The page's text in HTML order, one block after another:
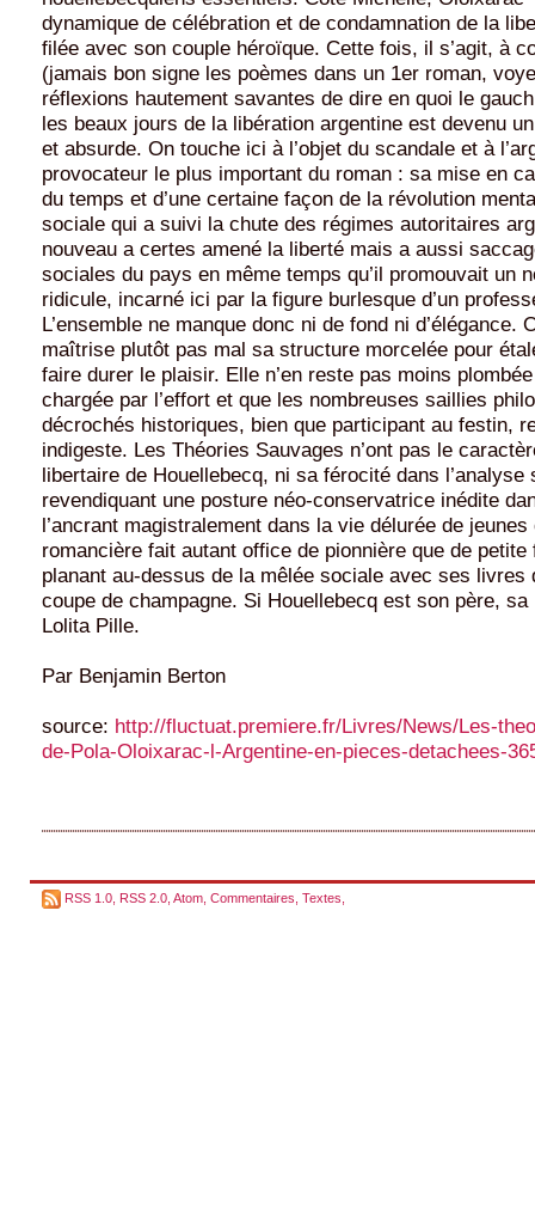
dynamique de célébration et de condamnation de la
filée avec son couple héroïque. Cette fois, il s’agit, à
(jamais bon signe les poèmes dans un 1er roman,
réflexions hautement savantes de dire en quoi le
les beaux jours de la libération argentine est devenu
et absurde. On touche ici à l’objet du scandale et à
provocateur le plus important du roman : sa mise en
du temps et d’une certaine façon de la révolution
sociale qui a suivi la chute des régimes autoritaires
nouveau a certes amené la liberté mais a aussi
sociales du pays en même temps qu’il promouvait un
ridicule, incarné ici par la figure burlesque d’un
L’ensemble ne manque donc ni de fond ni d’élégance.
maîtrise plutôt pas mal sa structure morcelée pour
faire durer le plaisir. Elle n’en reste pas moins
chargée par l’effort et que les nombreuses saillies
décrochés historiques, bien que participant au festin,
indigeste. Les Théories Sauvages n’ont pas le
libertaire de Houellebecq, ni sa férocité dans l’analyse
revendiquant une posture néo-conservatrice inédite
l’ancrant magistralement dans la vie délurée de
romancière fait autant office de pionnière que de
planant au-dessus de la mêlée sociale avec ses livres
coupe de champagne. Si Houellebecq est son père, sa
Lolita Pille.
Par Benjamin Berton
source: http://fluctuat.premiere.fr/Livres/News/Les-
de-Pola-Oloixarac-l-Argentine-en-pieces-detachees-
RSS 1.0 RSS 2.0 Atom Commentaires Textes